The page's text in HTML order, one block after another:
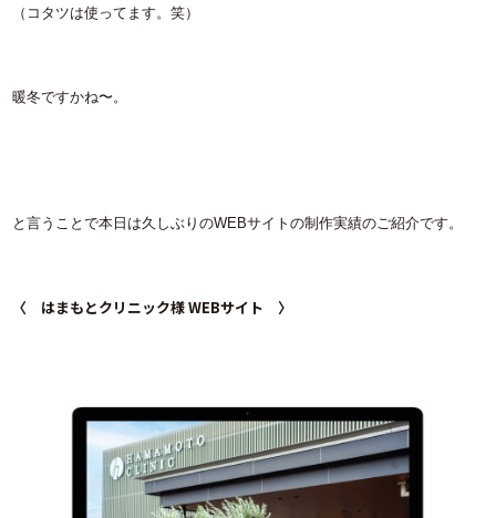
（コタツは使ってます。笑）
暖冬ですかね〜。
と言うことで本日は久しぶりのWEBサイトの制作実績のご紹介です。
〈 はまもとクリニック様 WEBサイト 〉